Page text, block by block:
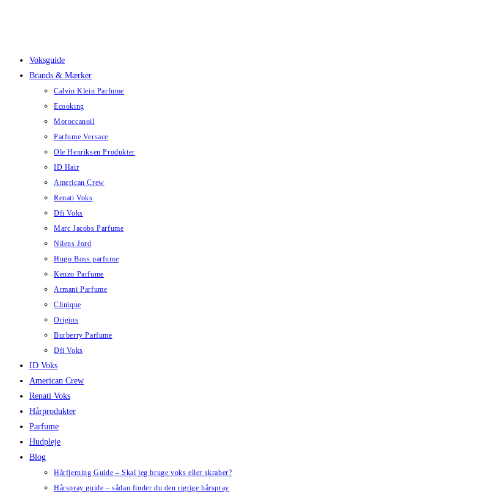
Voksguide
Brands & Mærker
Calvin Klein Parfume
Ecooking
Moroccanoil
Parfume Versace
Ole Henriksen Produkter
ID Hair
American Crew
Renati Voks
Dfi Voks
Marc Jacobs Parfume
Nilens Jord
Hugo Boss parfume
Kenzo Parfume
Armani Parfume
Clinique
Origins
Burberry Parfume
Dfi Voks
ID Voks
American Crew
Renati Voks
Hårprodukter
Parfume
Hudpleje
Blog
Hårfjerning Guide – Skal jeg bruge voks eller skraber?
Hårspray guide – sådan finder du den rigtige hårspray